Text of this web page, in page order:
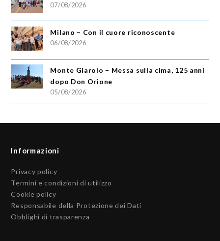
07/08/2026
Milano – Con il cuore riconoscente
06/08/2026
Monte Giarolo – Messa sulla cima, 125 anni
dopo Don Orione
05/08/2026
Informazioni
Privacy policy
Termini e condizioni di utilizzo
Cookie policy
Responsabile della Protezione dei Dati
Obblighi di trasparenza